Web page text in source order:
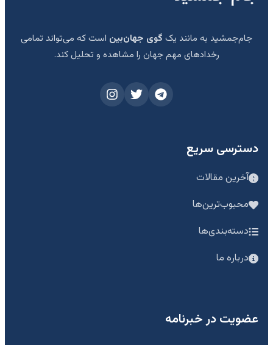
جام‌جمشید به مانند یک گوی جهان‌بین است که می‌تواند تمامی
رخدادهای مهم جهان را مشاهده و تحلیل کند.
دسترسی سریع
آخرین مقالات
محبوب‌ترین‌ها
دسته‌بندی‌ها
درباره ما
عضویت در خبرنامه